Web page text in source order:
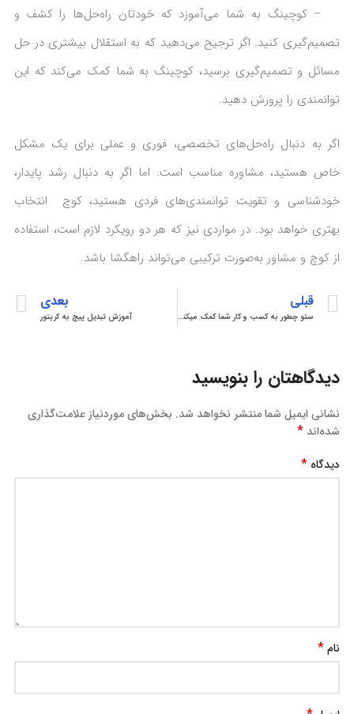
– کوچینگ به شما می‌آموزد که خودتان راه‌حل‌ها را کشف و
تصمیم‌گیری کنید. اگر ترجیح می‌دهید که به استقلال بیشتری در حل
مسائل و تصمیم‌گیری برسید، کوچینگ به شما کمک می‌کند که این
توانمندی را پرورش دهید.
اگر به دنبال راه‌حل‌های تخصصی، فوری و عملی برای یک مشکل
خاص هستید، مشاوره مناسب است. اما اگر به دنبال رشد پایدار،
خودشناسی و تقویت توانمندی‌های فردی هستید، کوچ انتخاب
بهتری خواهد بود. در مواردی نیز که هر دو رویکرد لازم است، استفاده
از کوچ و مشاور به‌صورت ترکیبی می‌تواند راهگشا باشد.
قبلی
سئو چطور به کسب و کار شما کمک میکنه؟
بعدی
آموزش تبدیل پیج به کریتور
دیدگاهتان را بنویسید
نشانی ایمیل شما منتشر نخواهد شد. بخش‌های موردنیاز علامت‌گذاری
شده‌اند*
دیدگاه*
نام*